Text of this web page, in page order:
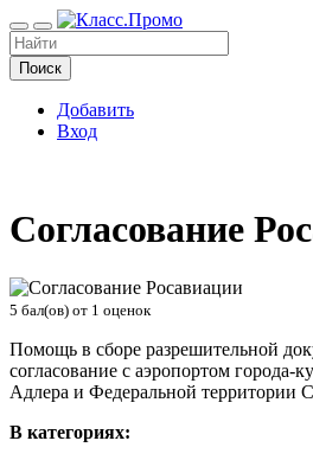
Поиск
Добавить
Вход
Согласование
5 бал(ов) от 1 оценок
Помощь в сборе разрешительной
согласование с аэропортом города-
Адлера и Федеральной
В категориях: